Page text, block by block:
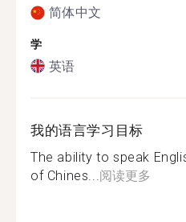
简体中文
学
英语
我的语言学习目标
The ability to speak
of Chines... 阅读更多